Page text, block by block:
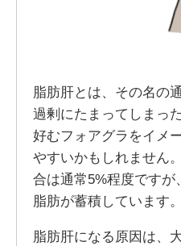
脂肪肝とは、その名の
過剰にたまってしまっ
好むフォアグラをイメ
やすいかもしれません
合は通常5%程度ですが
脂肪が蓄積しています。
脂肪肝になる原因は、